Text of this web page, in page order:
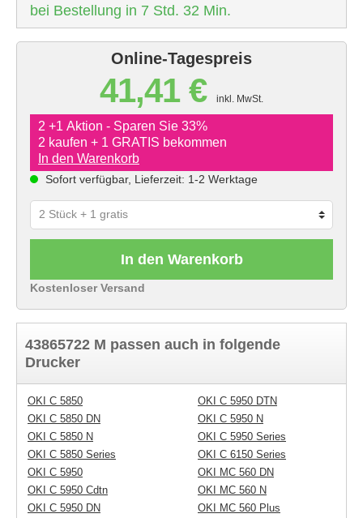
bei Bestellung in 7 Std. 32 Min.
Online-Tagespreis
41,41 € inkl. MwSt.
2 +1 Aktion - Sparen Sie 33%
2 kaufen + 1 GRATIS bekommen
In den Warenkorb
Sofort verfügbar, Lieferzeit: 1-2 Werktage
In den Warenkorb
Kostenloser Versand
43865722 M passen auch in folgende
Drucker
OKI C 5850
OKI C 5850 DN
OKI C 5850 N
OKI C 5850 Series
OKI C 5950
OKI C 5950 Cdtn
OKI C 5950 DN
OKI C 5950 DTN
OKI C 5950 N
OKI C 5950 Series
OKI C 6150 Series
OKI MC 560 DN
OKI MC 560 N
OKI MC 560 Plus